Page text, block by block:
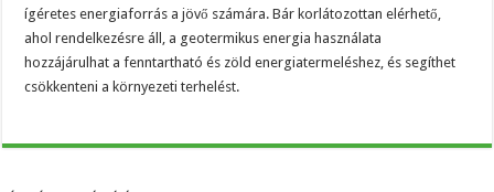
ígéretes energiaforrás a jövő számára. Bár korlátozottan elérhető,
ahol rendelkezésre áll, a geotermikus energia használata
hozzájárulhat a fenntartható és zöld energiatermeléshez, és segíthet
csökkenteni a környezeti terhelést.